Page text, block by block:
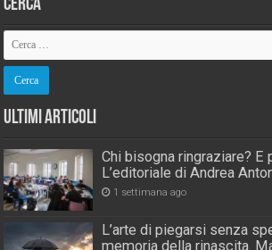
Cerca
Ultimi Articoli
Chi bisogna ringraziare? E
L’editoriale di Andrea
1 settimana ago
L’arte di piegarsi senza
memoria della rinascita.